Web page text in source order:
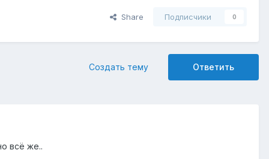
Share Подписчики 0
Ответить
Создать тему
всё же..